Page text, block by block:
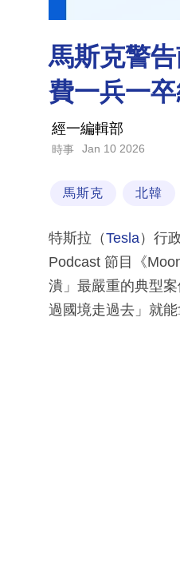
馬斯克警
費一兵一
經一編輯部
時事 Jan 10 2026
馬斯克 北韓
特斯拉（Tesla）行
Podcast 節目《
潰」最嚴重的典型
過國境走過去」就能